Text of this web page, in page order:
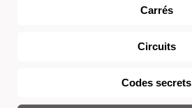
Carrés
Circuits
Codes secrets